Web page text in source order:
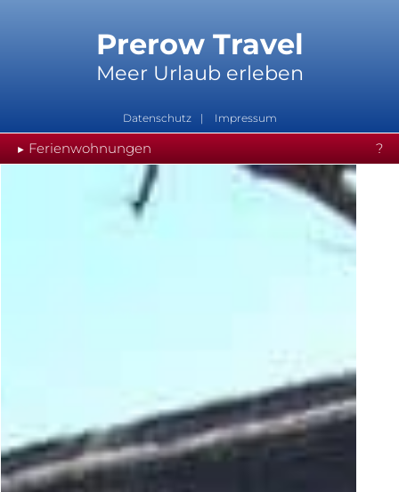
Prerow Travel
Meer Urlaub erleben
Datenschutz Impressum
?
Ferienwohnungen